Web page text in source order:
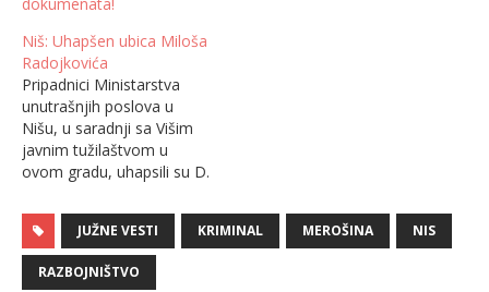
Niš: Uhapšen ubica Miloša
Radojkovića
Pripadnici Ministarstva
unutrašnjih poslova u
Nišu, u saradnji sa Višim
javnim tužilaštvom u
ovom gradu, uhapsili su D.
postojanja osnova sumnje
da je izvršio krivično delo
ubistvo Sumnja se da je
on, 20. novembra ove
JUŽNE VESTI KRIMINAL MEROŠINA NIS
RAZBOJNIŠTVO